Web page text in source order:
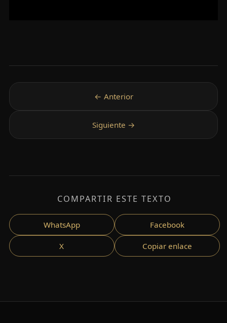
COMPARTIR ESTE TEXTO
WhatsApp Facebook
X Copiar enlace